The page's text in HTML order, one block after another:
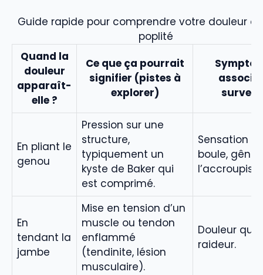
Guide rapide pour comprendre votre douleur
poplité
Quand la
douleur
apparaît-
elle ?
Ce que ça pourrait
signifier (pistes à
explorer)
En pliant le
genou
Pression sur une
structure,
typiquement un
kyste de Baker qui
est comprimé.
Sensation
boule, gêne
En
tendant la
jambe
Mise en tension d’un
muscle ou tendon
enflammé
(tendinite, lésion
musculaire).
Douleur qui
raideur.